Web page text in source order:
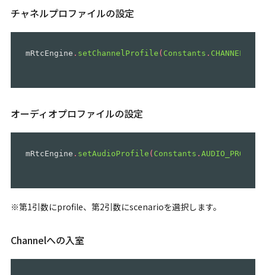
チャネルプロファイルの設定
mRtcEngine . setChannelProfile ( Constants .
オーディオプロファイルの設定
mRtcEngine . setAudioProfile ( Constants .
※第1引数にprofile、第2引数にscenarioを選択します。
Channelへの入室